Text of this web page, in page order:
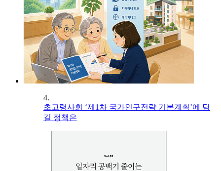
4.
초고령사회 ‘제1차 국가인구전략 기본계획’에 담
길 정책은